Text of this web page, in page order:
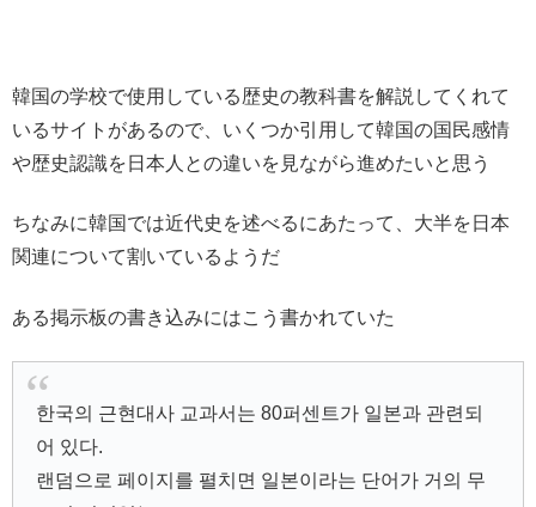
韓国の学校で使用している歴史の教科書を解説してくれて
いるサイトがあるので、いくつか引用して韓国の国民感情
や歴史認識を日本人との違いを見ながら進めたいと思う
ちなみに韓国では近代史を述べるにあたって、大半を日本
関連について割いているようだ
ある掲示板の書き込みにはこう書かれていた
한국의 근현대사 교과서는 80퍼센트가 일본과 관련되
어 있다.
랜덤으로 페이지를 펼치면 일본이라는 단어가 거의 무